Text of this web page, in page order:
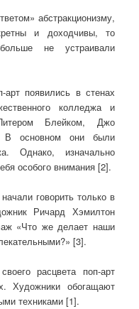
абстракционизму,
и доходчивы, то
не устраивали
появились в стенах
колледжа и
Блейком, Джо
В основном они были
Однако, изначально
особого внимания [2].
говорить только в
Ричард Хэмилтон
«Что же делает наши
[3].
расцвета поп-арт
Художники обогащают
техниками [1].